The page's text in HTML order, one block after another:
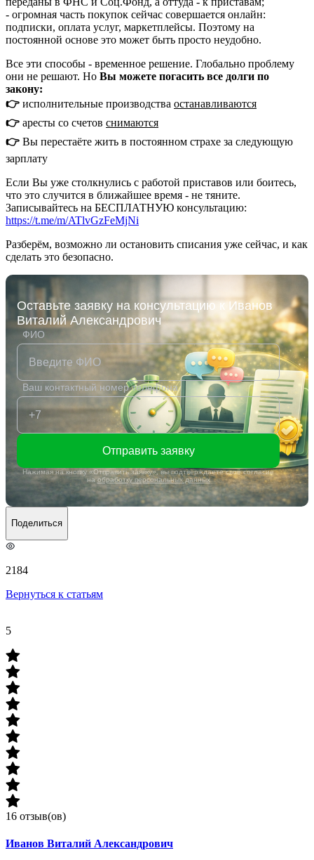
- огромная часть покупок сейчас совершается онлайн:
подписки, оплата услуг, маркетплейсы. Поэтому на
постоянной основе это может быть просто неудобно.
Все эти способы - временное решение. Глобально проблему
они не решают. Но Вы можете погасить все долги по
закону:
👉 исполнительные производства останавливаются
👉 аресты со счетов снимаются
👉 Вы перестаёте жить в постоянном страхе за следующую
зарплату
Если Вы уже столкнулись с работой приставов или боитесь,
что это случится в ближайшее время - не тяните.
Записывайтесь на БЕСПЛАТНУЮ консультацию:
https://t.me/m/ATlvGzFeMjNi
Разберём, возможно ли остановить списания уже сейчас, и как
сделать это безопасно.
Оставьте заявку на консультацию к Иванов
Виталий Александрович
ФИО
Ваш контактный номер телефона
Отправить заявку
Нажимая на кнопку «Отправить заявку», вы подтверждаете своё согласие
наобработку персональных данных
Поделиться
2184
Вернуться к статьям
5
16 отзыв(ов)
Иванов Виталий Александрович